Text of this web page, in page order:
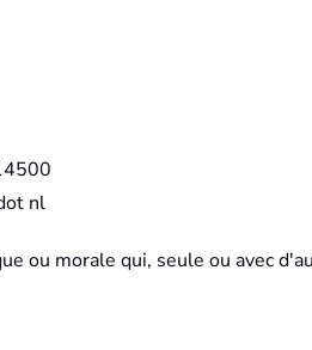
nl
ou morale qui, seule ou avec